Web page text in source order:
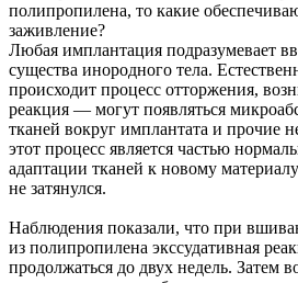
полипропилена, то какие
заживление?
Любая имплантация подразумевает
существа инородного тела.
происходит процесс отторжения,
реакция — могут появляться
тканей вокруг имплантата и прочие
этот процесс является частью
адаптации тканей к новому
не затянулся.
Наблюдения показали, что при
из полипропилена экссудативная
продолжаться до двух недель. Затем